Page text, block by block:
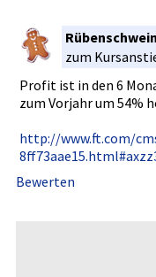
Rübenschwein
zum
Profit ist in den 6
zum Vorjahr um 54%
http://www­.ft.com/
Bewerten